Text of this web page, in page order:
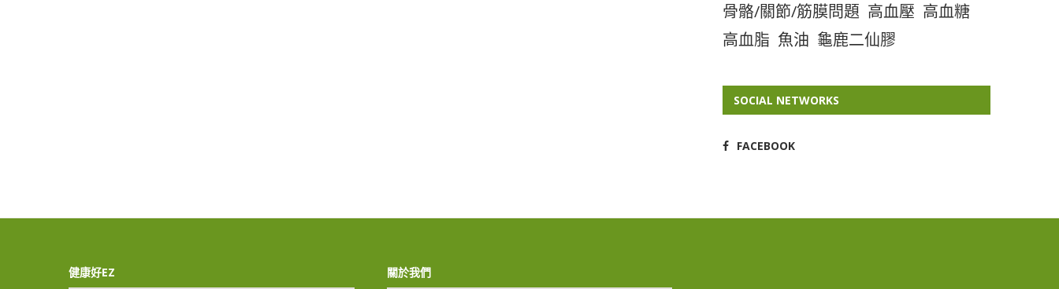
骨骼/關節/筋膜問題 高血壓 高血糖
高血脂 魚油 龜鹿二仙膠
SOCIAL NETWORKS
FACEBOOK
健康好EZ 關於我們